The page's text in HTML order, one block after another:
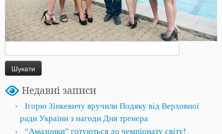
Недавні записи
Ігорю Зінкевичу вручили Подяку від Верховної
ради України з нагоди Дня тренера
“Амазонки” готуються до чемпіонату світу!